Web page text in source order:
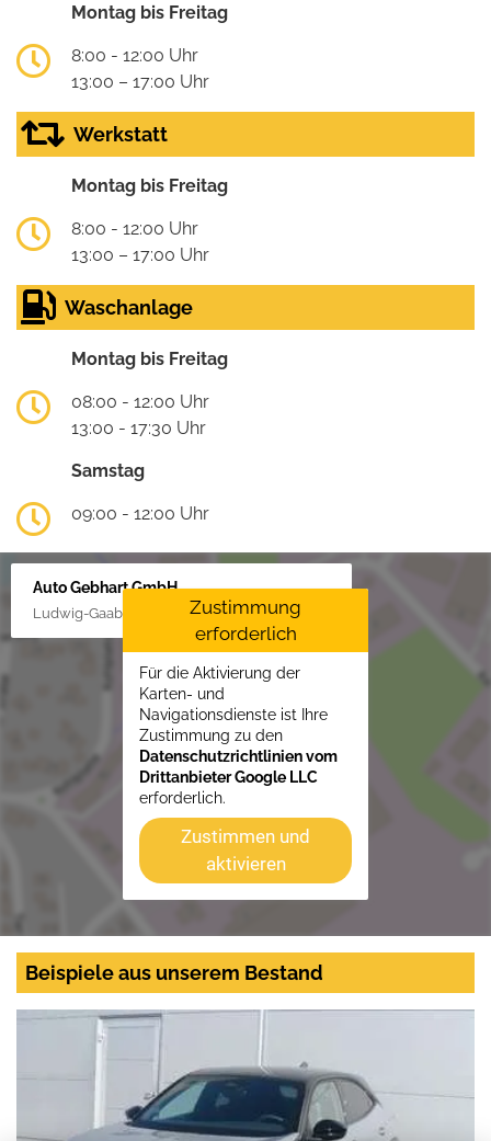
Montag bis Freitag
8:00 - 12:00 Uhr
13:00 – 17:00 Uhr
Werkstatt
Montag bis Freitag
8:00 - 12:00 Uhr
13:00 – 17:00 Uhr
Waschanlage
Montag bis Freitag
08:00 - 12:00 Uhr
13:00 - 17:30 Uhr
Samstag
09:00 - 12:00 Uhr
Auto Gebhart GmbH
Ludwig-Gaab-Str. 4, 88427 Bad Schussenried
Zustimmung
erforderlich
Für die Aktivierung der
Karten- und
Navigationsdienste ist Ihre
Zustimmung zu den
Datenschutzrichtlinien vom
Drittanbieter Google LLC
erforderlich.
Zustimmen und
aktivieren
Beispiele aus unserem Bestand